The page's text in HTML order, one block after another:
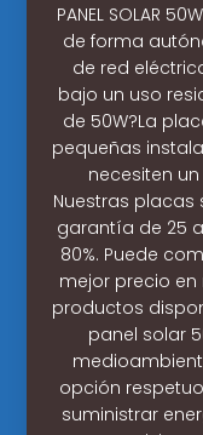
PANEL SOLAR
de forma
de red
bajo un uso
de 50W?La
pequeñas
necesiten
Nuestras placas
garantía de 25
80%. Puede
mejor precio en
productos
panel solar
opción
suministrar